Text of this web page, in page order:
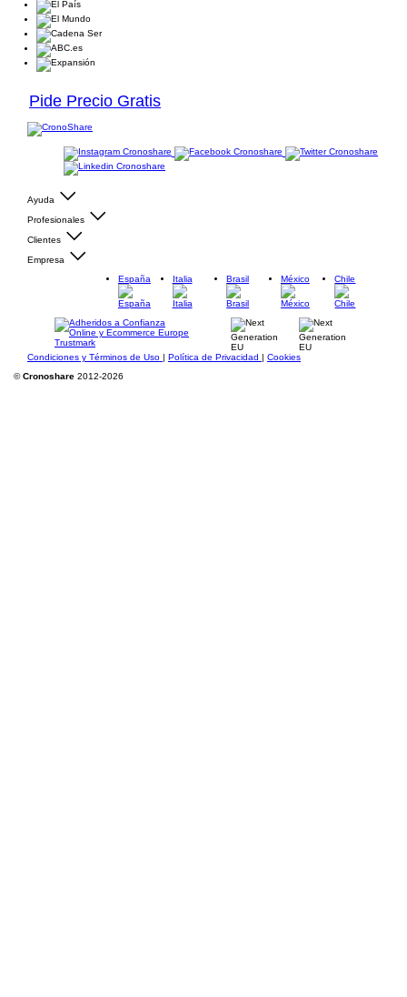
Pide Precio Gratis
Ayuda
Profesionales
Clientes
Empresa
España
Italia Brasil México Chile
Condiciones y Términos de Uso | Política de Privacidad | Cookies
©Cronoshare 2012-2026